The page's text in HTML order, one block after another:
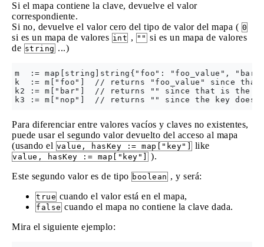
Si el mapa contiene la clave, devuelve el valor
correspondiente.
Si no, devuelve el valor cero del tipo de valor del mapa ( 0
si es un mapa de valores int , "" si es un mapa de valores
de string ...)
m  := map[string]string{"foo": "foo_value",
k  := m["foo"]  // returns "foo_value" since that
k2 := m["bar"]  // returns "" since that is the
Para diferenciar entre valores vacíos y claves no existentes,
puede usar el segundo valor devuelto del acceso al mapa
(usando el value, hasKey := map["key"] like
value, hasKey := map["key"]
).
Este segundo valor es de tipo boolean , y será:
true cuando el valor está en el mapa,
false cuando el mapa no contiene la clave dada.
Mira el siguiente ejemplo: